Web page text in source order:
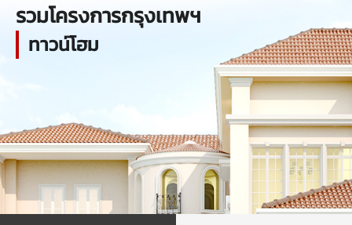
รวมโครงการกรุงเทพฯ
ทาวน์โฮม